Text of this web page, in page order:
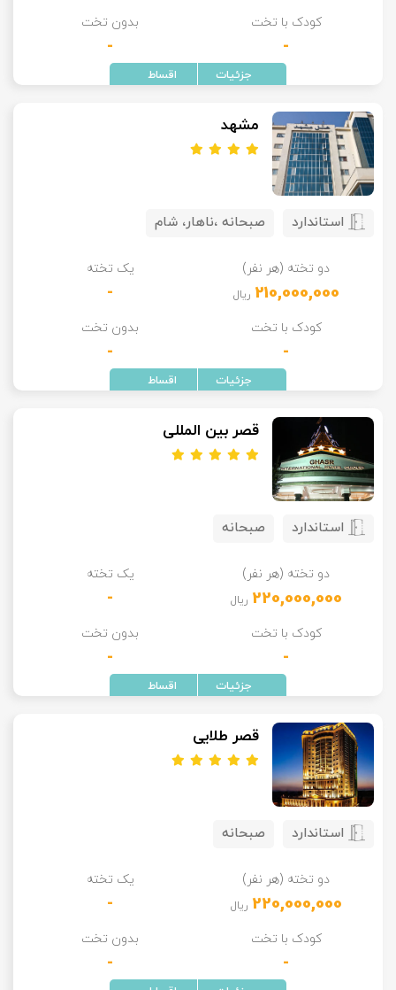
کودک با تخت
-
بدون تخت
-
مشهد
استاندارد صبحانه ،ناهار، شام
دو تخته (هر نفر)
210,000,000 ریال
یک تخته
-
کودک با تخت
-
بدون تخت
-
قصر بین المللی
استاندارد صبحانه
دو تخته (هر نفر)
220,000,000 ریال
یک تخته
-
کودک با تخت
-
بدون تخت
-
قصر طلایی
استاندارد صبحانه
دو تخته (هر نفر)
220,000,000 ریال
یک تخته
-
کودک با تخت
-
بدون تخت
-